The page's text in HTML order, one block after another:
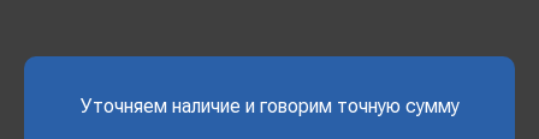
Уточняем наличие и говорим точную сумму